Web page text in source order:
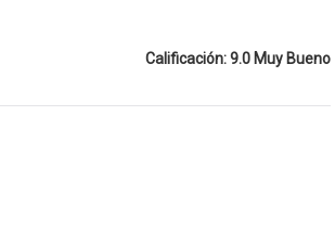
Calificación: 9.0 Muy Bueno